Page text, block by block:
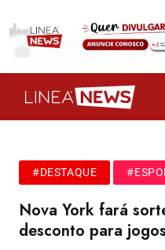
#DESTAQUE
Nova York fará
desconto para